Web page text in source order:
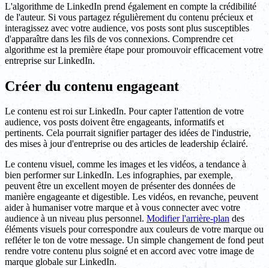
L'algorithme de LinkedIn prend également en compte la crédibilité
de l'auteur. Si vous partagez régulièrement du contenu précieux et
interagissez avec votre audience, vos posts sont plus susceptibles
d'apparaître dans les fils de vos connexions. Comprendre cet
algorithme est la première étape pour promouvoir efficacement votre
entreprise sur LinkedIn.
Créer du contenu engageant
Le contenu est roi sur LinkedIn. Pour capter l'attention de votre
audience, vos posts doivent être engageants, informatifs et
pertinents. Cela pourrait signifier partager des idées de l'industrie,
des mises à jour d'entreprise ou des articles de leadership éclairé.
Le contenu visuel, comme les images et les vidéos, a tendance à
bien performer sur LinkedIn. Les infographies, par exemple,
peuvent être un excellent moyen de présenter des données de
manière engageante et digestible. Les vidéos, en revanche, peuvent
aider à humaniser votre marque et à vous connecter avec votre
audience à un niveau plus personnel. Modifier l'arrière-plan des
éléments visuels pour correspondre aux couleurs de votre marque ou
refléter le ton de votre message. Un simple changement de fond peut
rendre votre contenu plus soigné et en accord avec votre image de
marque globale sur LinkedIn.